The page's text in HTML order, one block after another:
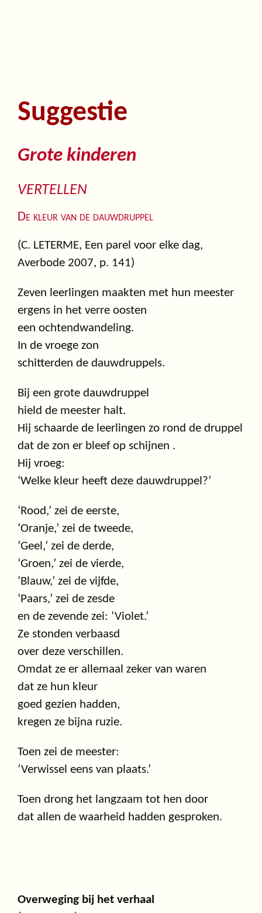
Suggestie
Grote kinderen
VERTELLEN
De kleur van de dauwdruppel
(C. LETERME, Een parel voor elke dag,
Averbode 2007, p. 141)
Zeven leerlingen maakten met hun meester
ergens in het verre oosten
een ochtendwandeling.
In de vroege zon
schitterden de dauwdruppels.
Bij een grote dauwdruppel
hield de meester halt.
Hij schaarde de leerlingen zo rond de druppel
dat de zon er bleef op schijnen .
Hij vroeg:
‘Welke kleur heeft deze dauwdruppel?’
‘Rood,’ zei de eerste,
‘Oranje,’ zei de tweede,
‘Geel,’ zei de derde,
‘Groen,’ zei de vierde,
‘Blauw,’ zei de vijfde,
‘Paars,’ zei de zesde
en de zevende zei: ‘Violet.’
Ze stonden verbaasd
over deze verschillen.
Omdat ze er allemaal zeker van waren
dat ze hun kleur
goed gezien hadden,
kregen ze bijna ruzie.
Toen zei de meester:
‘Verwissel eens van plaats.’
Toen drong het langzaam tot hen door
dat allen de waarheid hadden gesproken.
Overweging bij het verhaal